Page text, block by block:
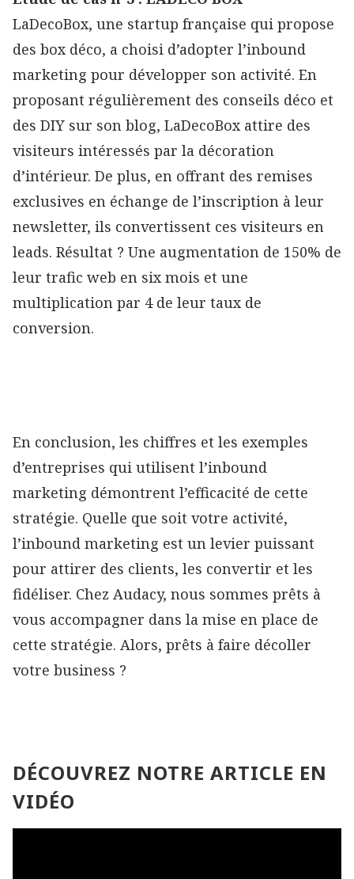
LaDecoBox, une startup française qui propose
des box déco, a choisi d’adopter l’inbound
marketing pour développer son activité. En
proposant régulièrement des conseils déco et
des DIY sur son blog, LaDecoBox attire des
visiteurs intéressés par la décoration
d’intérieur. De plus, en offrant des remises
exclusives en échange de l’inscription à leur
newsletter, ils convertissent ces visiteurs en
leads. Résultat ? Une augmentation de 150% de
leur trafic web en six mois et une
multiplication par 4 de leur taux de
conversion.
En conclusion, les chiffres et les exemples
d’entreprises qui utilisent l’inbound
marketing démontrent l’efficacité de cette
stratégie. Quelle que soit votre activité,
l’inbound marketing est un levier puissant
pour attirer des clients, les convertir et les
fidéliser. Chez Audacy, nous sommes prêts à
vous accompagner dans la mise en place de
cette stratégie. Alors, prêts à faire décoller
votre business ?
DÉCOUVREZ NOTRE ARTICLE EN
VIDÉO